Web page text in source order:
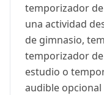
temporizador
una actividad
de gimnasio,
temporizador
estudio o
audible